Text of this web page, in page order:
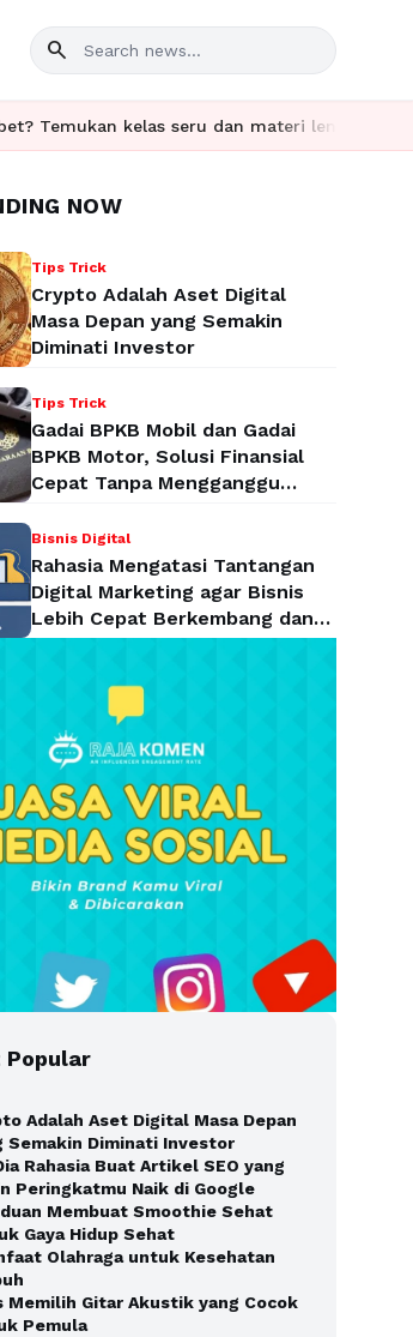
search
kelas seru dan materi lengkap hanya
NOW
Tips Trick
Crypto Adalah Aset Digital
Masa Depan yang Semakin
Diminati Investor
Tips Trick
Gadai BPKB Mobil dan Gadai
BPKB Motor, Solusi Finansial
Cepat Tanpa Mengganggu
Bisnis Digital
Rahasia Mengatasi Tantangan
Digital Marketing agar Bisnis
Lebih Cepat Berkembang dan
Mendominasi Pasar
Popular
Adalah Aset Digital Masa Depan
Semakin Diminati Investor
Rahasia Buat Artikel SEO yang
Peringkatmu Naik di Google
Membuat Smoothie Sehat
Gaya Hidup Sehat
Olahraga untuk Kesehatan
Memilih Gitar Akustik yang Cocok
Pemula